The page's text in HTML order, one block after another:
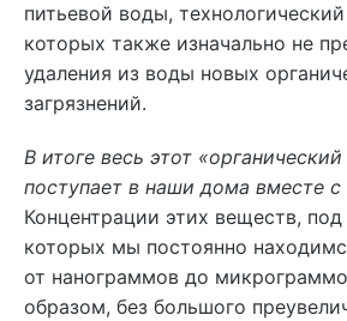
питьевой воды,
которых также изначально не
удаления из воды новых
загрязнений.
В итоге весь этот
поступает в наши дома вместе с
Концентрации этих веществ,
которых мы постоянно
от нанограммов до
образом, без большого